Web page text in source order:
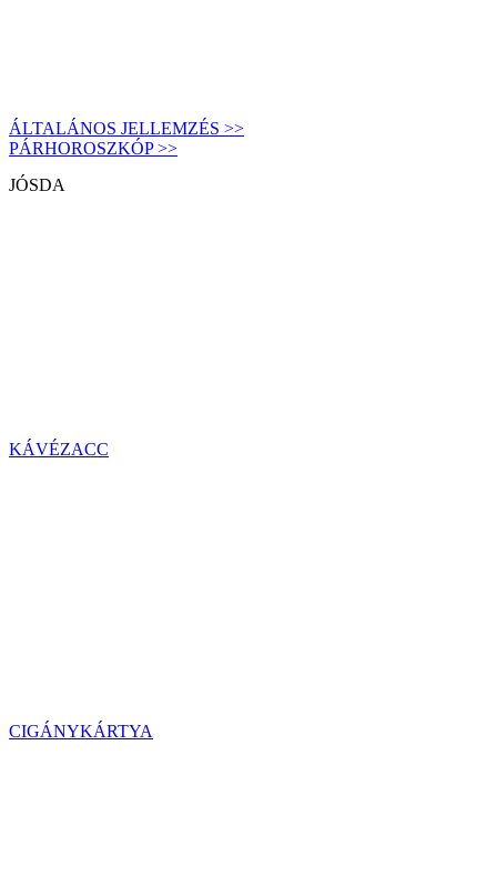
ÁLTALÁNOS JELLEMZÉS >>
PÁRHOROSZKÓP >>
JÓSDA
KÁVÉZACC
CIGÁNYKÁRTYA